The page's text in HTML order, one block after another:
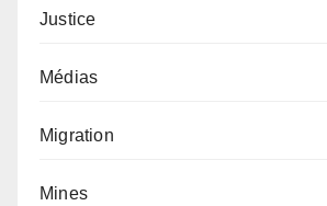
Justice
Médias
Migration
Mines